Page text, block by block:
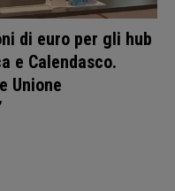
di euro per gli hub
e Calendasco.
Unione